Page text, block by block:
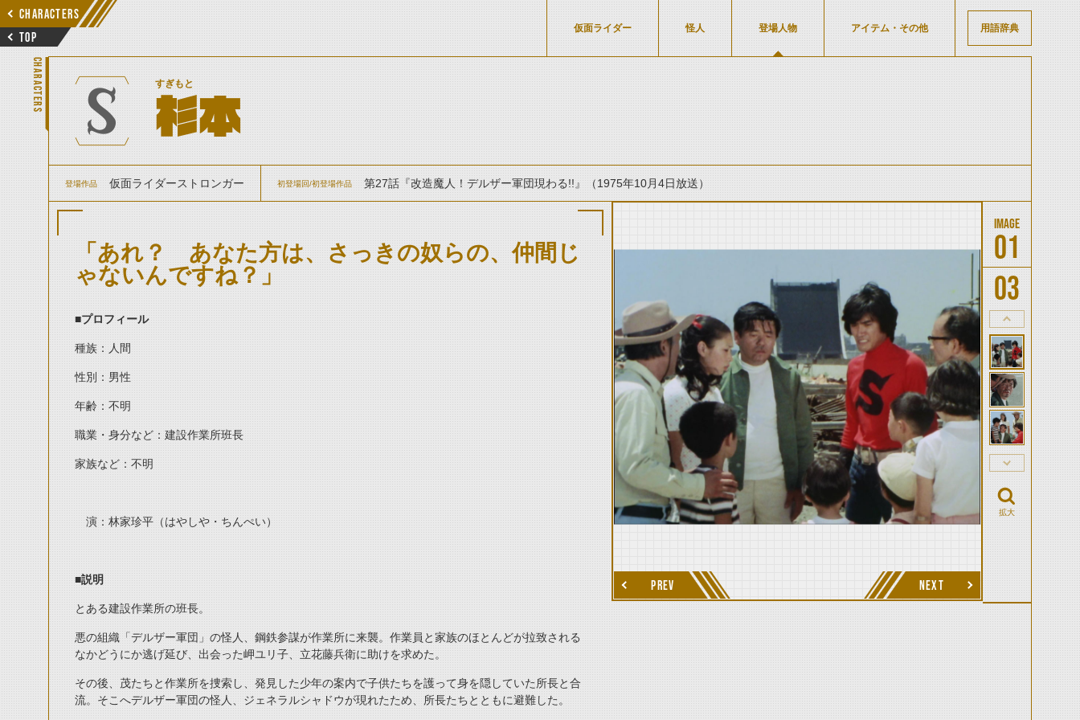
CHARACTERS
TOP
仮面ライダー 怪人 登場人物 アイテム・その他 用語辞典
CHARACTERS すぎもと
杉本
登場作品 仮面ライダーストロンガー 初登場回/初登場作品 第27話『改造魔人！デルザー軍団現わる!!』（1975年10月4日放送）
「あれ？ あなた方は、さっきの奴らの、仲間じ
ゃないんですね？」
■プロフィール
種族：人間
性別：男性
年齢：不明
職業・身分など：建設作業所班長
家族など：不明
演：林家珍平（はやしや・ちんぺい）
■説明
とある建設作業所の班長。
悪の組織「デルザー軍団」の怪人、鋼鉄参謀が作業所に来襲。作業員と家族のほとんどが拉致される
なかどうにか逃げ延び、出会った岬ユリ子、立花藤兵衛に助けを求めた。
その後、茂たちと作業所を捜索し、発見した少年の案内で子供たちを護って身を隠していた所長と合
流。そこへデルザー軍団の怪人、ジェネラルシャドウが現れたため、所長たちとともに避難した。
PREV NEXT
01
03
thumbnail Prev
thumbnail Next
拡大